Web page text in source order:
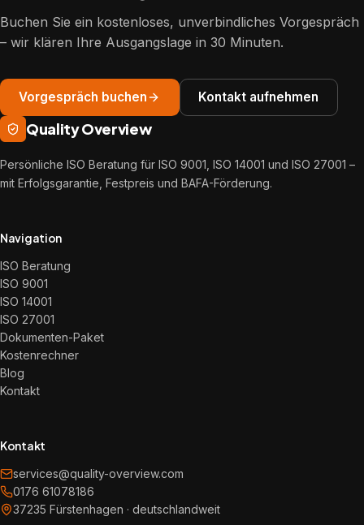
Buchen Sie ein kostenloses, unverbindliches Vorgespräch
– wir klären Ihre Ausgangslage in 30 Minuten.
Vorgespräch buchen Kontakt aufnehmen
Quality Overview
Persönliche ISO Beratung für ISO 9001, ISO 14001 und ISO 27001 –
mit Erfolgsgarantie, Festpreis und BAFA-Förderung.
Navigation
ISO Beratung
ISO 9001
ISO 14001
ISO 27001
Dokumenten-Paket
Kostenrechner
Blog
Kontakt
Kontakt
services@quality-overview.com
0176 61078186
37235 Fürstenhagen · deutschlandweit